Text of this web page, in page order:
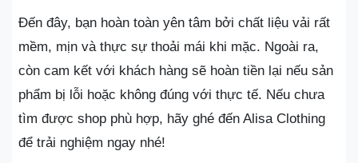
Đến đây, bạn hoàn toàn yên tâm bởi chất liệu vải rất
mềm, mịn và thực sự thoải mái khi mặc. Ngoài ra,
còn cam kết với khách hàng sẽ hoàn tiền lại nếu sản
phẩm bị lỗi hoặc không đúng với thực tế. Nếu chưa
tìm được shop phù hợp, hãy ghé đến Alisa Clothing
để trải nghiệm ngay nhé!